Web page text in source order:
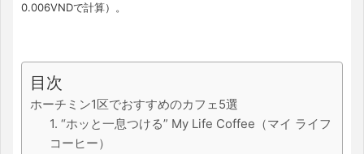
0.006VNDで計算）。
目次
ホーチミン1区でおすすめのカフェ5選
1. “ホッと一息つける” My Life Coffee（マイ ライフ
コーヒー）